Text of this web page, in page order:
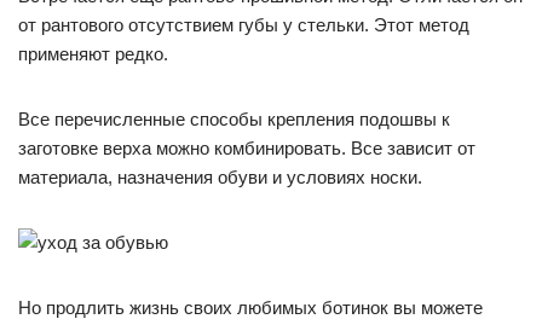
от рантового отсутствием губы у стельки. Этот метод
применяют редко.
Все перечисленные способы крепления подошвы к
заготовке верха можно комбинировать. Все зависит от
материала, назначения обуви и условиях носки.
Но продлить жизнь своих любимых ботинок вы можете